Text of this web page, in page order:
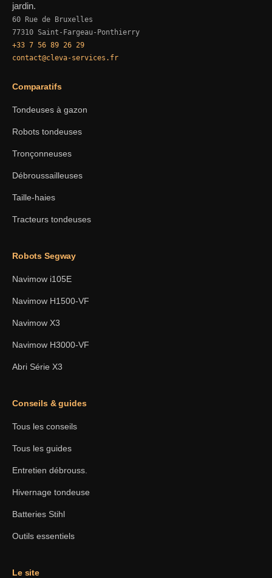
jardin.
60 Rue de Bruxelles
77310 Saint-Fargeau-Ponthierry
+33 7 56 89 26 29
contact@cleva-services.fr
Comparatifs
Tondeuses à gazon
Robots tondeuses
Tronçonneuses
Débroussailleuses
Taille-haies
Tracteurs tondeuses
Robots Segway
Navimow i105E
Navimow H1500-VF
Navimow X3
Navimow H3000-VF
Abri Série X3
Conseils & guides
Tous les conseils
Tous les guides
Entretien débrouss.
Hivernage tondeuse
Batteries Stihl
Outils essentiels
Le site